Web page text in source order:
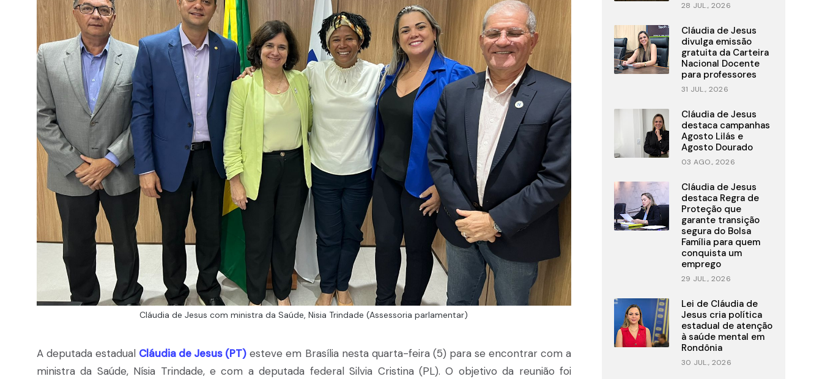
Cláudia de Jesus com ministra da Saúde, Nisia Trindade (Assessoria parlamentar)
A deputada estadual Cláudia de Jesus (PT) esteve em Brasília nesta quarta-feira (5) para se encontrar com a
ministra da Saúde, Nísia Trindade, e com a deputada federal Silvia Cristina (PL). O objetivo da reunião foi
28 JUL., 2026
Cláudia de Jesus
divulga emissão
gratuita da Carteira
Nacional Docente
para professores
31 JUL., 2026
Cláudia de Jesus
destaca campanhas
Agosto Lilás e
Agosto Dourado
03 AGO., 2026
Cláudia de Jesus
destaca Regra de
Proteção que
garante transição
segura do Bolsa
Família para quem
conquista um
emprego
29 JUL., 2026
Lei de Cláudia de
Jesus cria política
estadual de atenção
à saúde mental em
Rondônia
30 JUL., 2026